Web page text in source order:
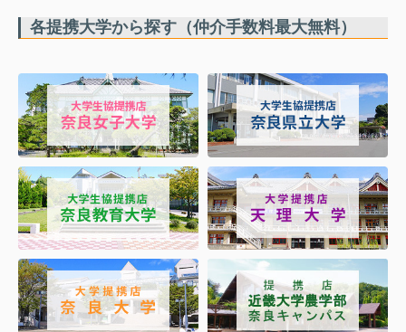
各提携大学から探す（仲介手数料最大無料）